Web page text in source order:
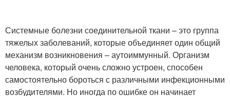
Системные болезни соединительной ткани – это группа
тяжелых заболеваний, которые объединяет один общий
механизм возникновения – аутоиммунный. Организм
человека, который очень сложно устроен, способен
самостоятельно бороться с различными инфекционными
возбудителями. Но иногда по ошибке он начинает